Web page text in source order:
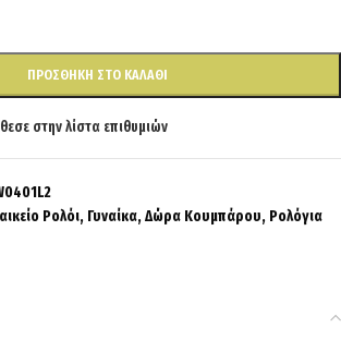
ΠΡΟΣΘΉΚΗ ΣΤΟ ΚΑΛΆΘΙ
στην λίστα επιθυμιών
Ρολόι, Γυναίκα,Δώρα Κουμπάρου, Ρολόγια